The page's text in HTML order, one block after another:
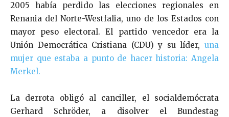
2005 había perdido las elecciones regionales en
Renania del Norte-Westfalia, uno de los Estados con
mayor peso electoral. El partido vencedor era la
Unión Democrática Cristiana (CDU) y su líder, una
mujer que estaba a punto de hacer historia: Angela
Merkel.
La derrota obligó al canciller, el socialdemócrata
Gerhard Schröder, a disolver el Bundestag